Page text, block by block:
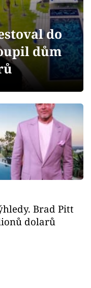
do
dům
Brad Pitt
dolarů